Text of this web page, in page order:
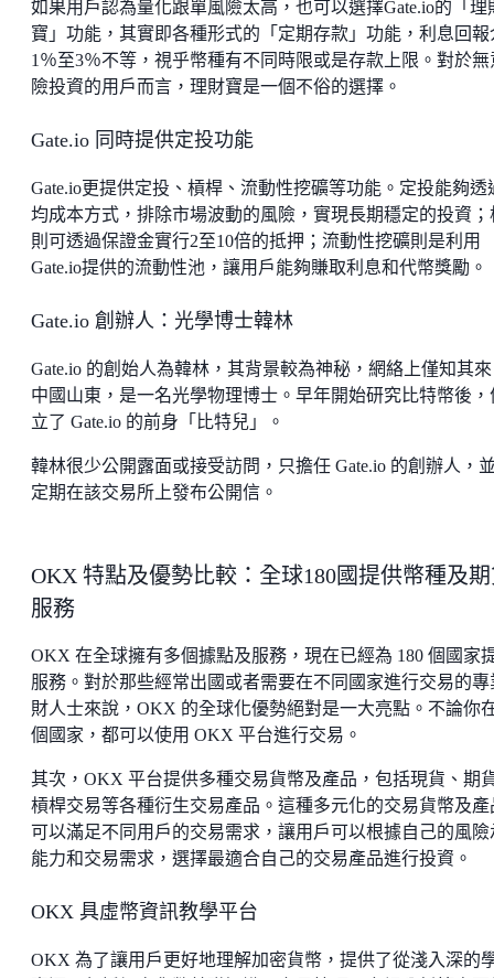
如果用戶認為量化跟單風險太高，也可以選擇Gate.io的「理
寶」功能，其實即各種形式的「定期存款」功能，利息回報
1％至3％不等，視乎幣種有不同時限或是存款上限。對於無
險投資的用戶而言，理財寶是一個不俗的選擇。
Gate.io 同時提供定投功能
Gate.io更提供定投、槓桿、流動性挖礦等功能。定投能夠透
均成本方式，排除市場波動的風險，實現長期穩定的投資；
則可透過保證金實行2至10倍的抵押；流動性挖礦則是利用
Gate.io提供的流動性池，讓用戶能夠賺取利息和代幣獎勵。
Gate.io 創辦人：光學博士韓林
Gate.io 的創始人為韓林，其背景較為神秘，網絡上僅知其
中國山東，是一名光學物理博士。早年開始研究比特幣後，
立了 Gate.io 的前身「比特兒」。
韓林很少公開露面或接受訪問，只擔任 Gate.io 的創辦人，
定期在該交易所上發布公開信。
OKX 特點及優勢比較：全球180國提供幣種及
服務
OKX 在全球擁有多個據點及服務，現在已經為 180 個國家
服務。對於那些經常出國或者需要在不同國家進行交易的專
財人士來說，OKX 的全球化優勢絕對是一大亮點。不論你
個國家，都可以使用 OKX 平台進行交易。
其次，OKX 平台提供多種交易貨幣及產品，包括現貨、期
槓桿交易等各種衍生交易產品。這種多元化的交易貨幣及產
可以滿足不同用戶的交易需求，讓用戶可以根據自己的風險
能力和交易需求，選擇最適合自己的交易產品進行投資。
OKX 具虛幣資訊教學平台
OKX 為了讓用戶更好地理解加密貨幣，提供了從淺入深的